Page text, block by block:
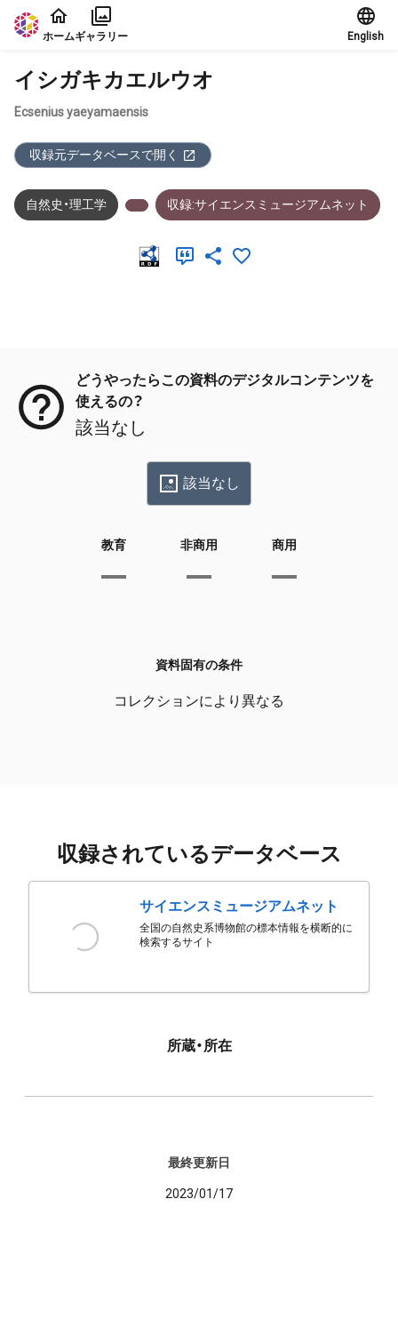
本文に飛ぶ
ホームギャラリー English
イシガキカエルウオ
Ecsenius yaeyamaensis
収録元データベースで開く
自然史・理工学 収録:サイエンスミュージアムネット
どうやったらこの資料のデジタルコンテンツを
使えるの？
該当なし
該当なし
教育 非商用 商用
資料固有の条件
コレクションにより異なる
収録されているデータベース
サイエンスミュージアムネット
全国の自然史系博物館の標本情報を横断的に
検索するサイト
所蔵・所在
最終更新日
2023/01/17